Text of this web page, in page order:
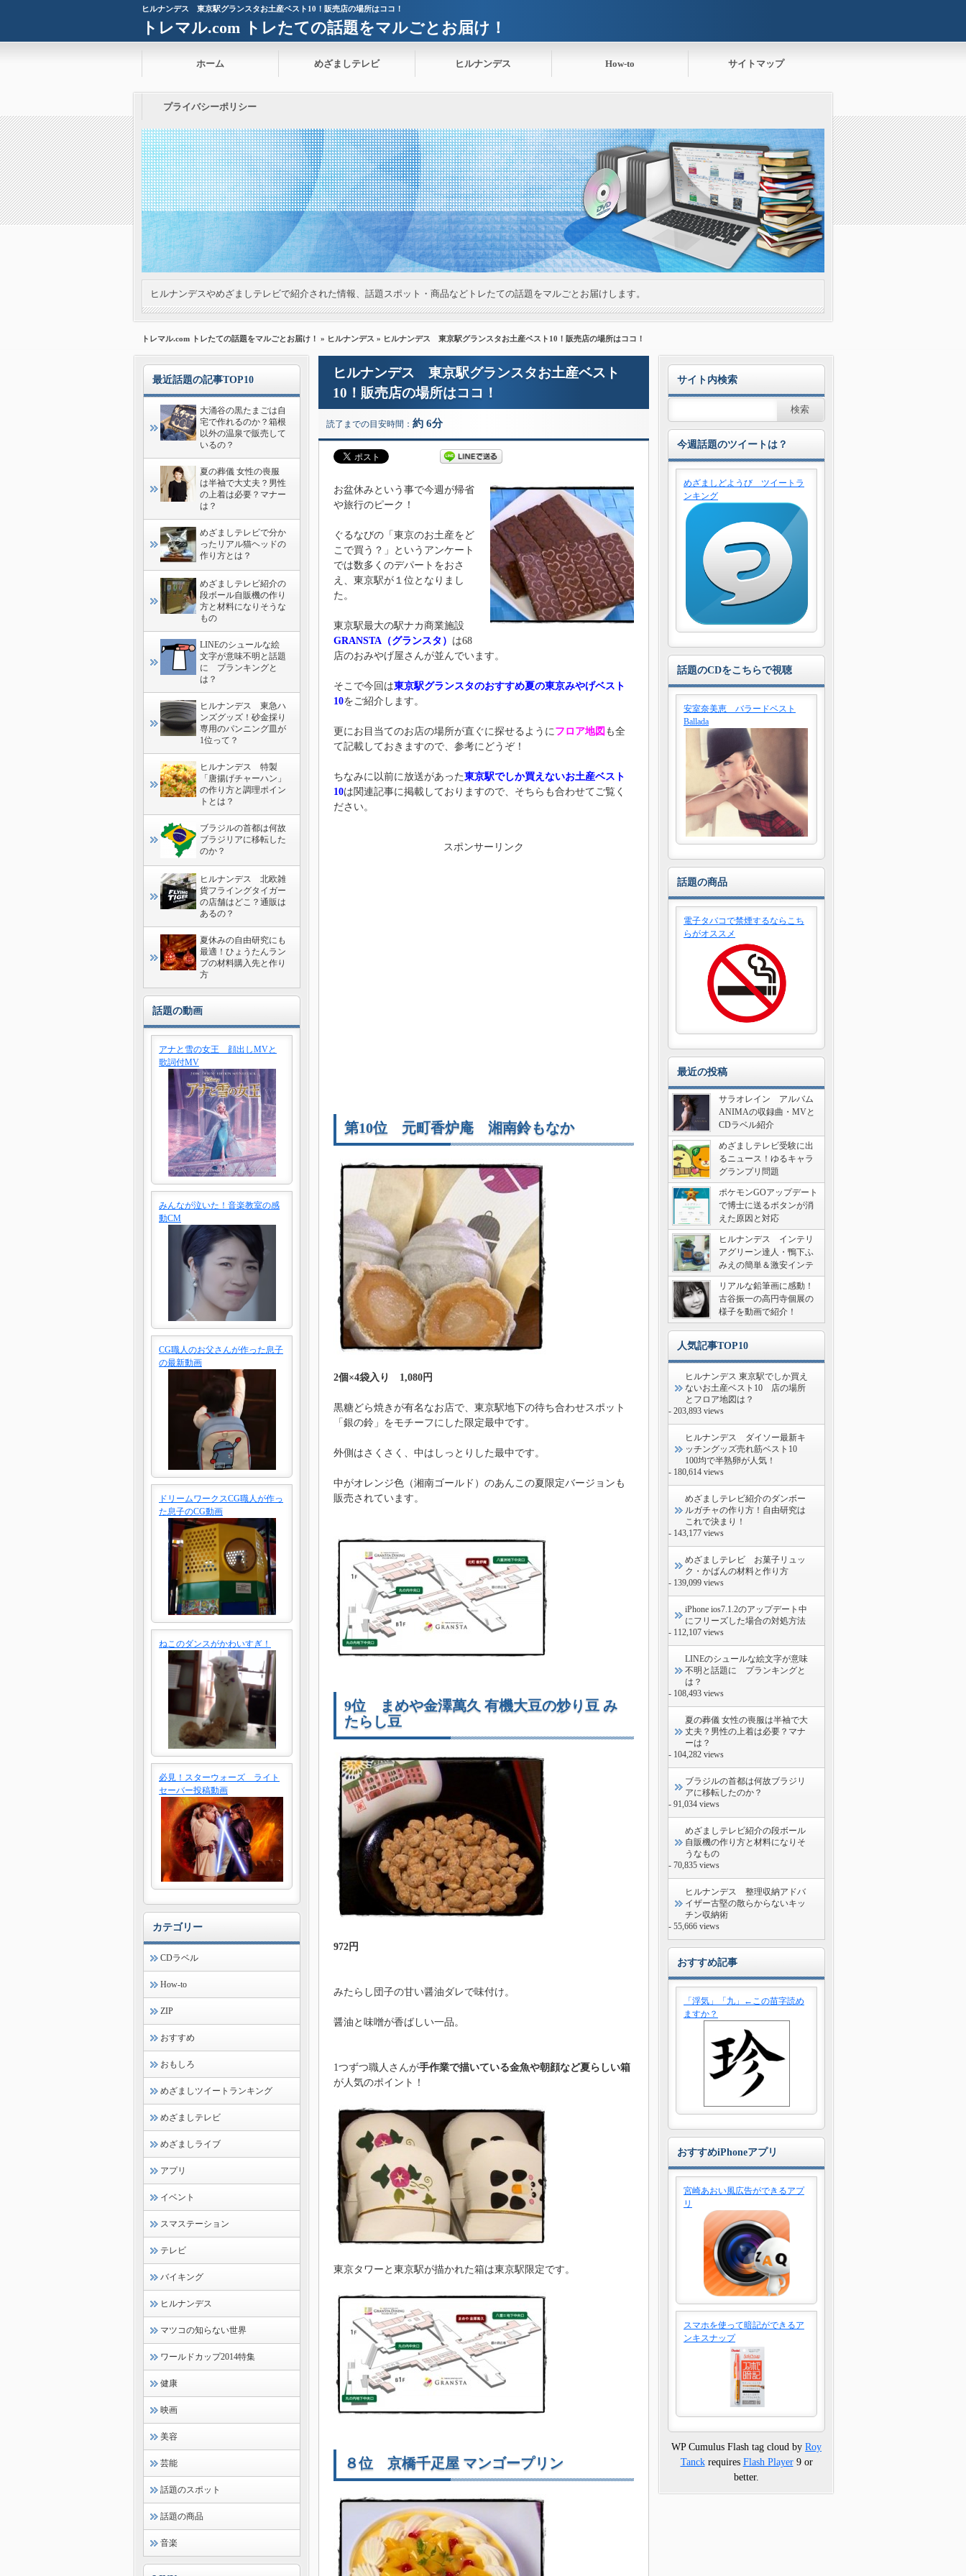
ヒルナンデス 東京駅グランスタお土産ベスト10！販売店の場所はココ！
トレマル.com トレたての話題をマルごとお届け！
ホーム めざましテレビ ヒルナンデス How-to サイトマップ
プライバシーポリシー
ヒルナンデスやめざましテレビで紹介された情報、話題スポット・商品などトレたての話題をマルごとお届けします。
トレマル.com トレたての話題をマルごとお届け！ » ヒルナンデス » ヒルナンデス 東京駅グランスタお土産ベスト10！販売店の場所はココ！
ヒルナンデス 東京駅グランスタお土産ベスト
10！販売店の場所はココ！
読了までの目安時間： 約 6分
お盆休みという事で今週が帰省
や旅行のピーク！
ぐるなびの「東京のお土産をど
こで買う？」というアンケート
では数多くのデパートをおさ
え、東京駅が１位となりまし
た。
東京駅最大の駅ナカ商業施設
GRANSTA（グランスタ） は68
店のおみやげ屋さんが並んでいます。
そこで今回は東京駅グランスタのおすすめ夏の東京みやげベスト
10をご紹介します。
更にお目当てのお店の場所が直ぐに探せるようにフロア地図 も全
て記載しておきますので、参考にどうぞ！
ちなみに以前に放送があった東京駅でしか買えないお土産ベスト
10は関連記事に掲載しておりますので、そちらも合わせてご覧く
ださい。
スポンサーリンク
第10位 元町香炉庵 湘南鈴もなか
2個×4袋入り 1,080円
黒糖どら焼きが有名なお店で、東京駅地下の待ち合わせスポット
「銀の鈴」をモチーフにした限定最中です。
外側はさくさく、中はしっとりした最中です。
中がオレンジ色（湘南ゴールド）のあんこの夏限定バージョンも
販売されています。
9位 まめや金澤萬久 有機大豆の炒り豆 み
たらし豆
972円
みたらし団子の甘い醤油ダレで味付け。
醤油と味噌が香ばしい一品。
1つずつ職人さんが手作業で描いている金魚や朝顔など夏らしい箱
が人気のポイント！
東京タワーと東京駅が描かれた箱は東京駅限定です。
８位 京橋千疋屋 マンゴープリン
最近話題の記事TOP10
大涌谷の黒たまごは自
宅で作れるのか？箱根
以外の温泉で販売して
いるの？
夏の葬儀 女性の喪服
は半袖で大丈夫？男性
の上着は必要？マナー
は？
めざましテレビで分か
ったリアル猫ヘッドの
作り方とは？
めざましテレビ紹介の
段ボール自販機の作り
方と材料になりそうな
もの
LINEのシュールな絵
文字が意味不明と話題
に プランキングと
は？
ヒルナンデス 東急ハ
ンズグッズ！砂金採り
専用のパンニング皿が
1位って？
ヒルナンデス 特製
「唐揚げチャーハン」
の作り方と調理ポイン
トとは？
ブラジルの首都は何故
ブラジリアに移転した
のか？
ヒルナンデス 北欧雑
貨フライングタイガー
の店舗はどこ？通販は
あるの？
夏休みの自由研究にも
最適！ひょうたんラン
プの材料購入先と作り
方
話題の動画
アナと雪の女王 顔出しMVと
歌詞付MV
みんなが泣いた！音楽教室の感
動CM
CG職人のお父さんが作った息子
の最新動画
ドリームワークスCG職人が作っ
た息子のCG動画
ねこのダンスがかわいすぎ！
必見！スターウォーズ ライト
セーバー投稿動画
カテゴリー
CDラベル
How-to
ZIP
おすすめ
おもしろ
めざましツイートランキング
めざましテレビ
めざましライブ
アプリ
イベント
スマステーション
テレビ
バイキング
ヒルナンデス
マツコの知らない世界
ワールドカップ2014特集
健康
映画
美容
芸能
話題のスポット
話題の商品
音楽
サイト内検索
今週話題のツイートは？
めざましどようび ツイートラ
ンキング
話題のCDをこちらで視聴
安室奈美恵 バラードベスト
Ballada
話題の商品
電子タバコで禁煙するならこち
らがオススメ
最近の投稿
サラオレイン アルバム
ANIMAの収録曲・MVと
CDラベル紹介
めざましテレビ受験に出
るニュース！ゆるキャラ
グランプリ問題
ポケモンGOアップデート
で博士に送るボタンが消
えた原因と対応
ヒルナンデス インテリ
アグリーン達人・鴨下ふ
みえの簡単＆激安インテ
リア術
リアルな鉛筆画に感動！
古谷振一の高円寺個展の
様子を動画で紹介！
人気記事TOP10
ヒルナンデス 東京駅でしか買え
ないお土産ベスト10 店の場所
とフロア地図は？
- 203,893 views
ヒルナンデス ダイソー最新キ
ッチングッズ売れ筋ベスト10
100均で半熟卵が人気！
- 180,614 views
めざましテレビ紹介のダンボー
ルガチャの作り方！自由研究は
これで決まり！
- 143,177 views
めざましテレビ お菓子リュッ
ク・かばんの材料と作り方
- 139,099 views
iPhone ios7.1.2のアップデート中
にフリーズした場合の対処方法
- 112,107 views
LINEのシュールな絵文字が意味
不明と話題に プランキングと
は？
- 108,493 views
夏の葬儀 女性の喪服は半袖で大
丈夫？男性の上着は必要？マナ
ーは？
- 104,282 views
ブラジルの首都は何故ブラジリ
アに移転したのか？
- 91,034 views
めざましテレビ紹介の段ボール
自販機の作り方と材料になりそ
うなもの
- 70,835 views
ヒルナンデス 整理収納アドバ
イザー古堅の散らからないキッ
チン収納術
- 55,666 views
おすすめ記事
「浮気」「九」←この苗字読め
ますか？
おすすめiPhoneアプリ
宮崎あおい風広告ができるアプ
リ
スマホを使って暗記ができるア
ンキスナップ
WP Cumulus Flash tag cloud by Roy
Tanckrequires Flash Player9 or
better.